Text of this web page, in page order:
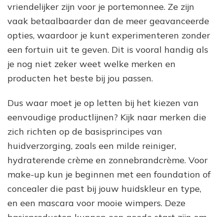
vriendelijker zijn voor je portemonnee. Ze zijn
vaak betaalbaarder dan de meer geavanceerde
opties, waardoor je kunt experimenteren zonder
een fortuin uit te geven. Dit is vooral handig als
je nog niet zeker weet welke merken en
producten het beste bij jou passen.
Dus waar moet je op letten bij het kiezen van
eenvoudige productlijnen? Kijk naar merken die
zich richten op de basisprincipes van
huidverzorging, zoals een milde reiniger,
hydraterende crème en zonnebrandcrème. Voor
make-up kun je beginnen met een foundation of
concealer die past bij jouw huidskleur en type,
en een mascara voor mooie wimpers. Deze